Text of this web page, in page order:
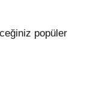
popüler